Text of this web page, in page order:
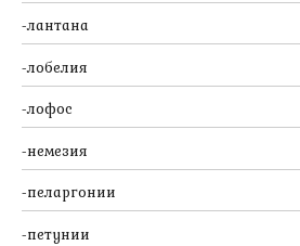
лантана
лобелия
лофос
немезия
пеларгонии
петунии